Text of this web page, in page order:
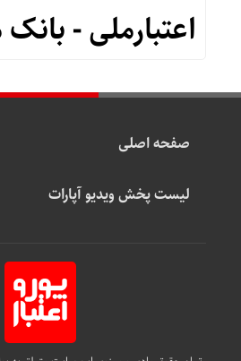
اعتبارملی -
صفحه اصلی
لیست پخش ویدیو آپارات